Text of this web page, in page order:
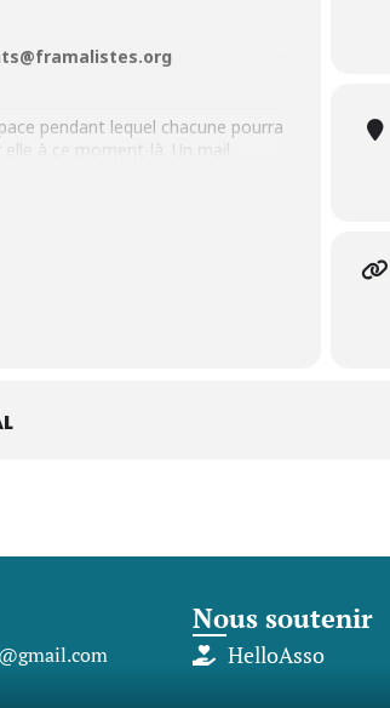
pendant lequel chacune pourra
à ce moment-là. Un mail
vous êtes toutes les
Nous soutenir
HelloAsso